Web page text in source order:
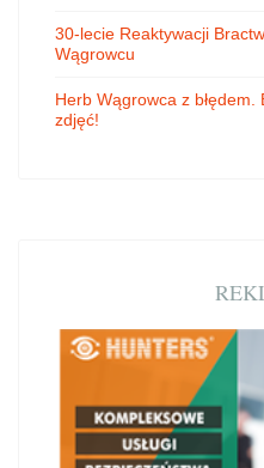
30-lecie Reaktywacji
Wągrowcu
Herb Wągrowca z
zdjęć!